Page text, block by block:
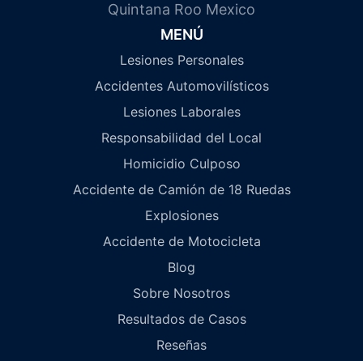
Quintana Roo Mexico
MENÚ
Lesiones Personales
Accidentes Automovilísticos
Lesiones Laborales
Responsabilidad del Local
Homicidio Culposo
Accidente de Camión de 18 Ruedas
Explosiones
Accidente de Motocicleta
Blog
Sobre Nosotros
Resultados de Casos
Reseñas